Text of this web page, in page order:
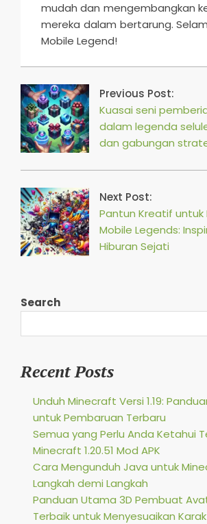
mudah dan mengembangkan
mereka dalam bertarung.
Mobile Legend!
2025-
07
Previous Post:
Kuasai seni
dalam legenda
dan gabungan
Next Post:
Pantun Kreatif untuk
Mobile Legends:
Hiburan Sejati
Search
Recent Posts
Unduh Minecraft Versi 1.19:
untuk Pembaruan Terbaru
Semua yang Perlu Anda Ketahui
Minecraft 1.20.51 Mod APK
Cara Mengunduh Java untuk
Langkah demi Langkah
Panduan Utama 3D Pembuat
Terbaik untuk Menyesuaikan